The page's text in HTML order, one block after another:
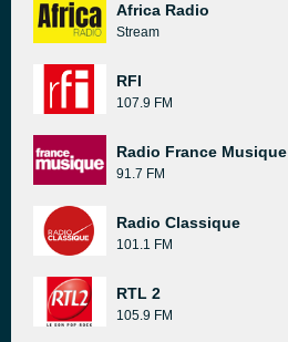
Africa Radio
Stream
RFI
107.9 FM
Radio France Musique
91.7 FM
Radio Classique
101.1 FM
RTL 2
105.9 FM